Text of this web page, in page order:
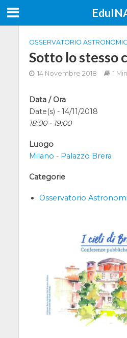
OSSERVATORIO
Sotto lo stesso
14 Novembre 2018 1
Data / Ora
Date(s) - 14/11/2018
18:00 - 19:00
Luogo
Milano - Palazzo Brera
Categorie
Osservatorio